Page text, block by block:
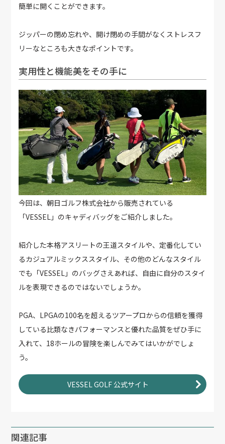
簡単に開くことができます。
ジッパーの閉め忘れや、開け閉めの手間がなくストレスフ
リーなところも大きなポイントです。
実用性と機能美をその手に
今回は、朝日ゴルフ株式会社から販売されている
「VESSEL」のキャディバッグをご紹介しました。
紹介した本格アスリートの王道スタイルや、定番化してい
るカジュアルミックススタイル、その他のどんなスタイル
でも「VESSEL」のバッグさえあれば、自由に自分のスタイ
ルを表現できるのではないでしょうか。
PGA、LPGAの100名を超えるツアープロからの信頼を獲得
している比類なきパフォーマンスと優れた品質をぜひ手に
入れて、18ホールの冒険を楽しんでみてはいかがでしょ
う。
VESSEL GOLF 公式サイト
関連記事